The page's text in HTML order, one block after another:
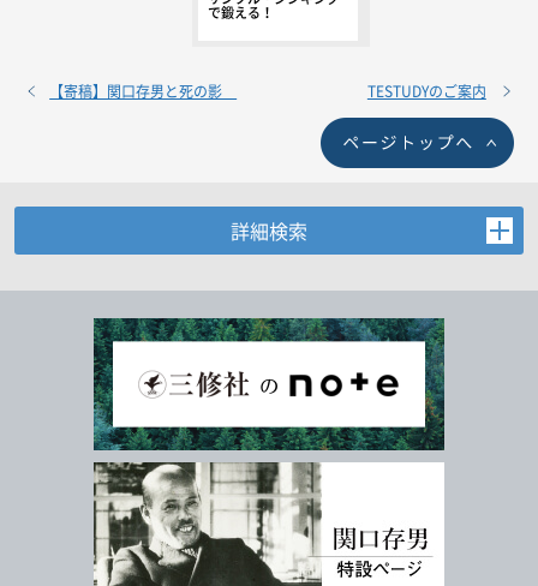
で鍛える！
【寄稿】関口存男と死の影 TESTUDYのご案内
詳細検索
情報を入力、選択後検索ボタンを押してください。
キーワード